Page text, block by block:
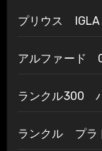
シ
ン
プリウス IGLA
アルファード
ランクル300
ランクル プラ